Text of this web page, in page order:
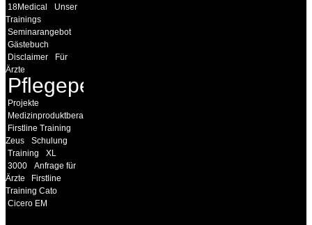
18Medical
Unser
Trainings
Seminarangebot
Gästebuch
Disclaimer
Für
Ärzte
Pflegepersonal
Projekte
Medizinproduktberater
Firstline Training
Zeus
Schulung
Training
XL
3000
Anfrage für
Ärzte
Firstline
Training Cato
Cicero EM